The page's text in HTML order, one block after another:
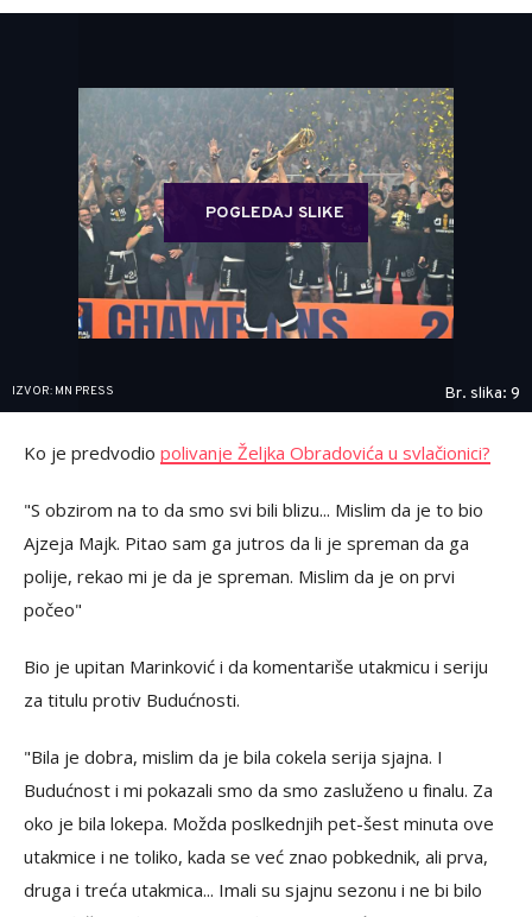
POGLEDAJ SLIKE
IZVOR: MN PRESS Br. slika: 9
Ko je predvodio polivanje Željka Obradovića u svlačionici?
"S obzirom na to da smo svi bili blizu... Mislim da je to bio
Ajzeja Majk. Pitao sam ga jutros da li je spreman da ga
polije, rekao mi je da je spreman. Mislim da je on prvi
počeo"
Bio je upitan Marinković i da komentariše utakmicu i seriju
za titulu protiv Budućnosti.
"Bila je dobra, mislim da je bila cokela serija sjajna. I
Budućnost i mi pokazali smo da smo zasluženo u finalu. Za
oko je bila lokepa. Možda poslkednjih pet-šest minuta ove
utakmice i ne toliko, kada se već znao pobkednik, ali prva,
druga i treća utakmica... Imali su sjajnu sezonu i ne bi bilo